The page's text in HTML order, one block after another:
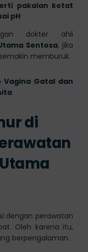
pakaian ketat
pH
dokter ahli
Sentosa, jika
memburuk.
Vagina Gatal dan
di
dengan perawatan
Oleh karena itu,
berpengalaman.